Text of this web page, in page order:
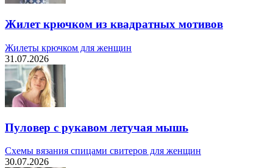
Жилет крючком из квадратных мотивов
Жилеты крючком для женщин
31.07.2026
Пуловер с рукавом летучая мышь
Схемы вязания спицами свитеров для женщин
30.07.2026